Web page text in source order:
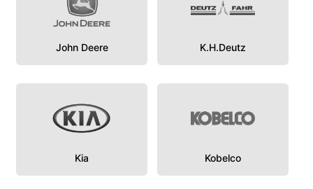
John Deere K.H.Deutz
Kia Kobelco